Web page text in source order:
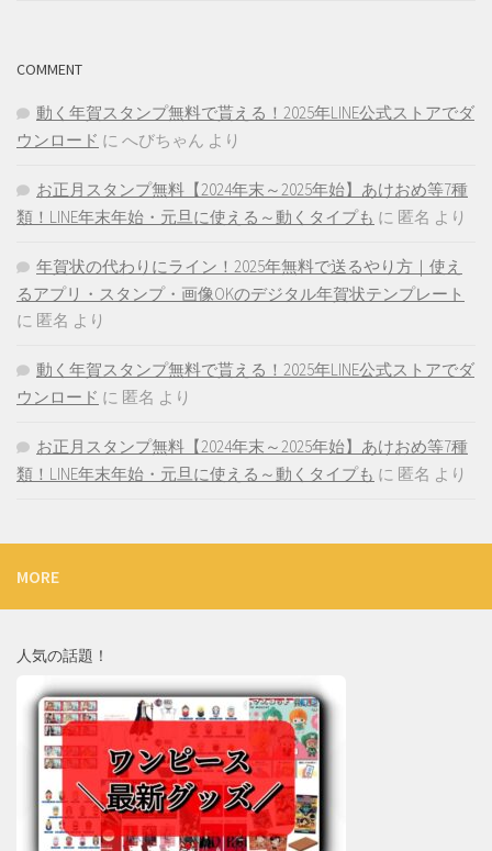
COMMENT
動く年賀スタンプ無料で貰える！2025年LINE公式ストアでダ
ウンロード に へびちゃん より
お正月スタンプ無料【2024年末～2025年始】あけおめ等7種
類！LINE年末年始・元旦に使える～動くタイプも に 匿名 より
年賀状の代わりにライン！2025年無料で送るやり方｜使え
るアプリ・スタンプ・画像OKのデジタル年賀状テンプレート
に 匿名 より
動く年賀スタンプ無料で貰える！2025年LINE公式ストアでダ
ウンロード に 匿名 より
お正月スタンプ無料【2024年末～2025年始】あけおめ等7種
類！LINE年末年始・元旦に使える～動くタイプも に 匿名 より
MORE
人気の話題！